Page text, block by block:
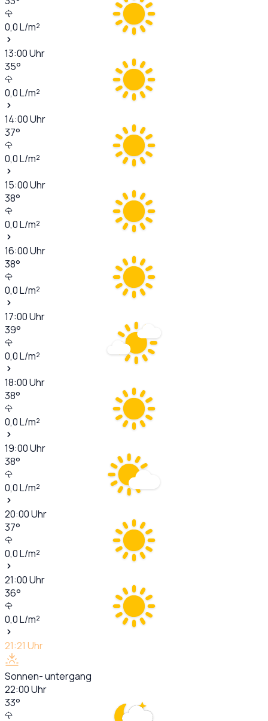
0,0L/m²
13:00Uhr
35°
0,0L/m²
14:00Uhr
37°
0,0L/m²
15:00Uhr
38°
0,0L/m²
16:00Uhr
38°
0,0L/m²
17:00Uhr
39°
0,0L/m²
18:00Uhr
38°
0,0L/m²
19:00Uhr
38°
0,0L/m²
20:00Uhr
37°
0,0L/m²
21:00Uhr
36°
0,0L/m²
21:21 Uhr
Sonnen- untergang
22:00Uhr
33°